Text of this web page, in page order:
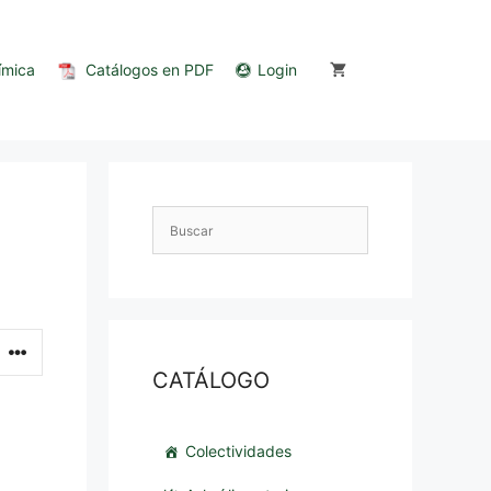
Catálogos en PDF Login
CATÁLOGO
Colectividades